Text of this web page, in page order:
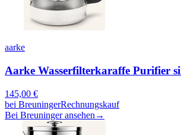
aarke
Aarke Wasserfilterkaraffe Purifier
145,00 €
bei BreuningerRechnungskauf
Bei Breuninger ansehen →